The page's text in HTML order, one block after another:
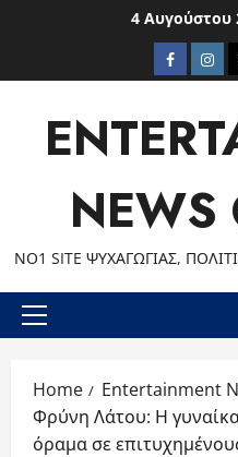
4 Αυγούστου
NEWS
ΝΟ1 SITE ΨΥΧΑΓΩΓΊΑΣ,
Primary
Home
Entertainment
Φρύνη Λάτου: Η
όραμα σε